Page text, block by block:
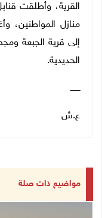
القرية، وأطلقت
منازل المواطنين،
إلى قرية الجبعة
الحديدية.
ــــــــ
ع.ش
مواضيع ذات صلة